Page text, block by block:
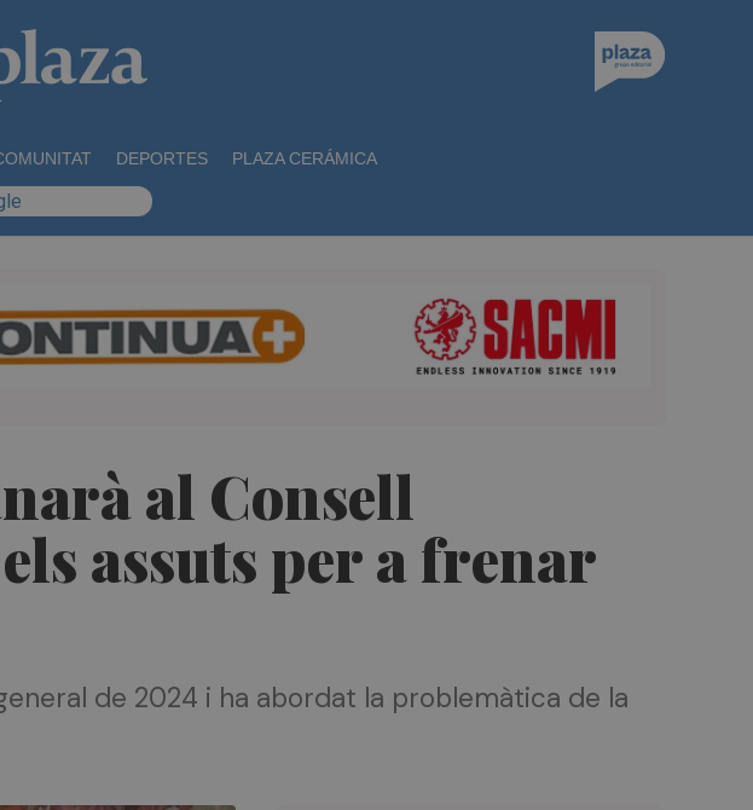
DEPORTES PLAZA CERÁMICA
al Consell
assuts per a frenar
de 2024 i ha abordat la problemàtica de la